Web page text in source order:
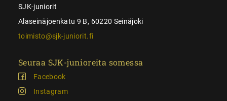
SJK-juniorit
Alaseinäjoenkatu 9 B, 60220 Seinäjoki
toimisto@sjk-juniorit.fi
Seuraa SJK-junioreita somessa
Facebook
Instagram